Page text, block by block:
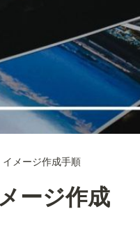
イメージ作成手順
ージ作成